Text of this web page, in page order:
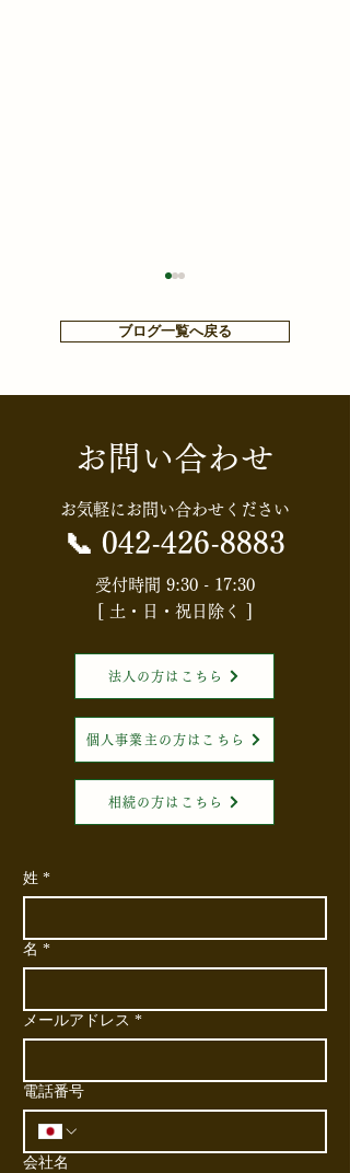
【知らないと損する⁉お金
や税金ニュース】【消費
税】食料品の消費税はど
うなる？「実質ゼロ化」
案の全体像
ブログ一覧へ戻る
お問い合わせ
お気軽にお問い合わせください
📞 042-426-8883
受付時間 9:30 - 17:30
[ 土・日・祝日除く ]
法人の方はこちら
個人事業主の方はこちら
相続の方はこちら
姓 *
名 *
メールアドレス *
電話番号
会社名